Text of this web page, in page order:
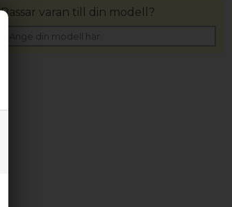
Passar varan till din modell?